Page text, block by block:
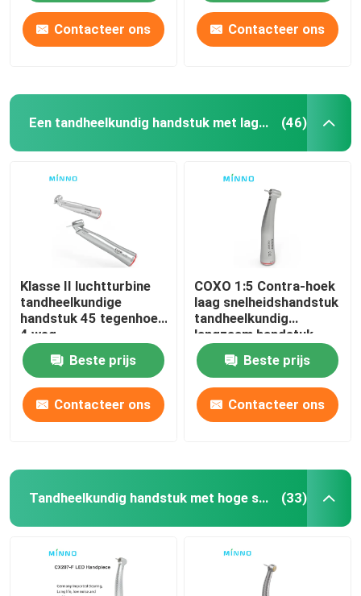
Contacteer ons Contacteer ons
Een tandheelkundig handstuk met lage snelheid (46)
Klasse II luchtturbine
tandheelkundige
handstuk 45 tegenhoek
4 weg
Beste prijs
Contacteer ons
COXO 1:5 Contra-hoek
laag snelheidshandstuk
tandheelkundig
langzaam handstuk
CX235-C7-4
Beste prijs
Contacteer ons
Tandheelkundig handstuk met hoge snelheid (33)